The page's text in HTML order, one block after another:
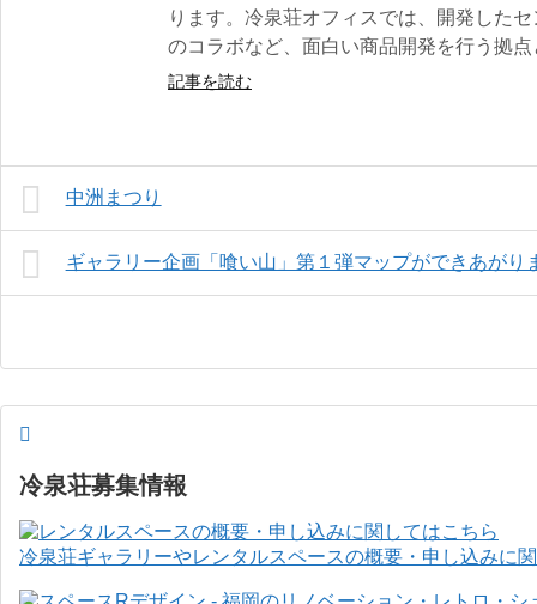
ります。冷泉荘オフィスでは、開発した
のコラボなど、面白い商品開発を行う拠
記事を読む
中洲まつり
ギャラリー企画「喰い山」第１弾マップができあがり
冷泉荘募集情報
冷泉荘ギャラリーやレンタルスペースの概要・申し込みに